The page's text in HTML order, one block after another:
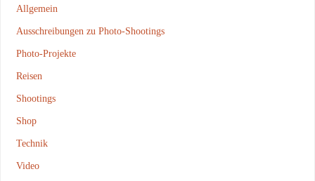
Allgemein
Ausschreibungen zu Photo-Shootings
Photo-Projekte
Reisen
Shootings
Shop
Technik
Video